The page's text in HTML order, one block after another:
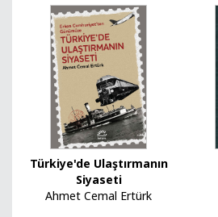
Türkiye'de Ulaştırmanın
Siyaseti
Ahmet Cemal Ertürk